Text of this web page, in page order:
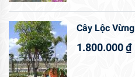
Cây Lộc Vừng
1.800.000₫